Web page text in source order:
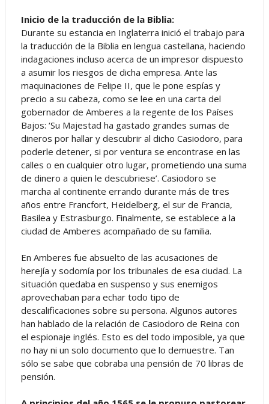
Inicio de la traducción de la Biblia:
Durante su estancia en Inglaterra inició el trabajo para
la traducción de la Biblia en lengua castellana, haciendo
indagaciones incluso acerca de un impresor dispuesto
a asumir los riesgos de dicha empresa. Ante las
maquinaciones de Felipe II, que le pone espías y
precio a su cabeza, como se lee en una carta del
gobernador de Amberes a la regente de los Países
Bajos: ‘Su Majestad ha gastado grandes sumas de
dineros por hallar y descubrir al dicho Casiodoro, para
poderle detener, si por ventura se encontrase en las
calles o en cualquier otro lugar, prometiendo una suma
de dinero a quien le descubriese’. Casiodoro se
marcha al continente errando durante más de tres
años entre Francfort, Heidelberg, el sur de Francia,
Basilea y Estrasburgo. Finalmente, se establece a la
ciudad de Amberes acompañado de su familia.
En Amberes fue absuelto de las acusaciones de
herejía y sodomía por los tribunales de esa ciudad. La
situación quedaba en suspenso y sus enemigos
aprovechaban para echar todo tipo de
descalificaciones sobre su persona. Algunos autores
han hablado de la relación de Casiodoro de Reina con
el espionaje inglés. Esto es del todo imposible, ya que
no hay ni un solo documento que lo demuestre. Tan
sólo se sabe que cobraba una pensión de 70 libras de
pensión.